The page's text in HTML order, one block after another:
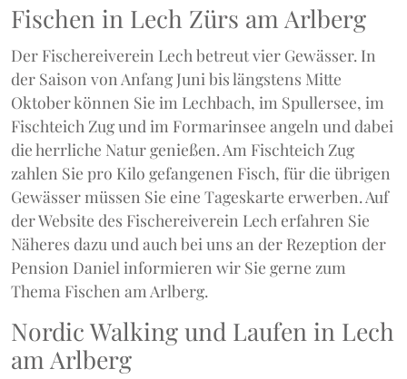
Fischen in Lech Zürs am Arlberg
Der Fischereiverein Lech betreut vier Gewässer. In
der Saison von Anfang Juni bis längstens Mitte
Oktober können Sie im Lechbach, im Spullersee, im
Fischteich Zug und im Formarinsee angeln und dabei
die herrliche Natur genießen. Am Fischteich Zug
zahlen Sie pro Kilo gefangenen Fisch, für die übrigen
Gewässer müssen Sie eine Tageskarte erwerben. Auf
der Website des Fischereiverein Lech erfahren Sie
Näheres dazu und auch bei uns an der Rezeption der
Pension Daniel informieren wir Sie gerne zum
Thema Fischen am Arlberg.
Nordic Walking und Laufen in Lech
am Arlberg